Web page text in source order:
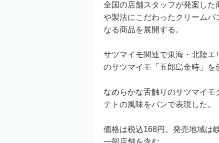
全国の店舗スタッフが発案し
や製法にこだわったクリーム
なる商品を展開する。
サツマイモ関連で東海・北陸
のサツマイモ「五郎島金時」を
なめらかな舌触りのサツマイ
テトの風味をパンで表現した。
価格は税込168円。発売地域は